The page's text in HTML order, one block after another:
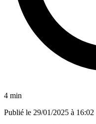
4 min
Publié le 29/01/2025 à 16:02